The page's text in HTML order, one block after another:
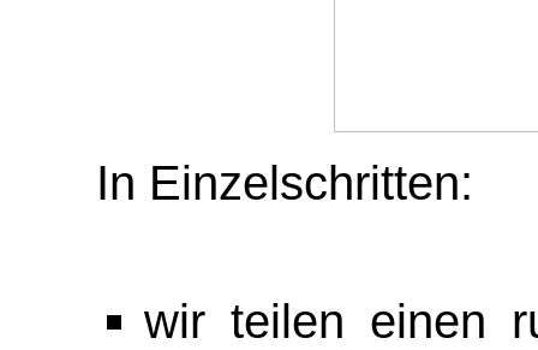
In Einzelschritten:
wir teilen einen